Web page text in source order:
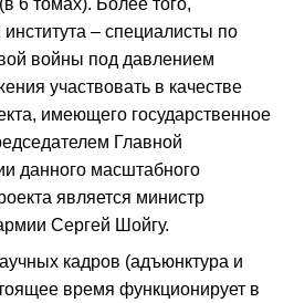
6 томах). Более того,
– специалисты по
войны под давлением
участвовать в качестве
имеющего государственное
Главной
данного масштабного
является министр
Сергей Шойгу.
кадров (адъюнктура и
время функционирует в